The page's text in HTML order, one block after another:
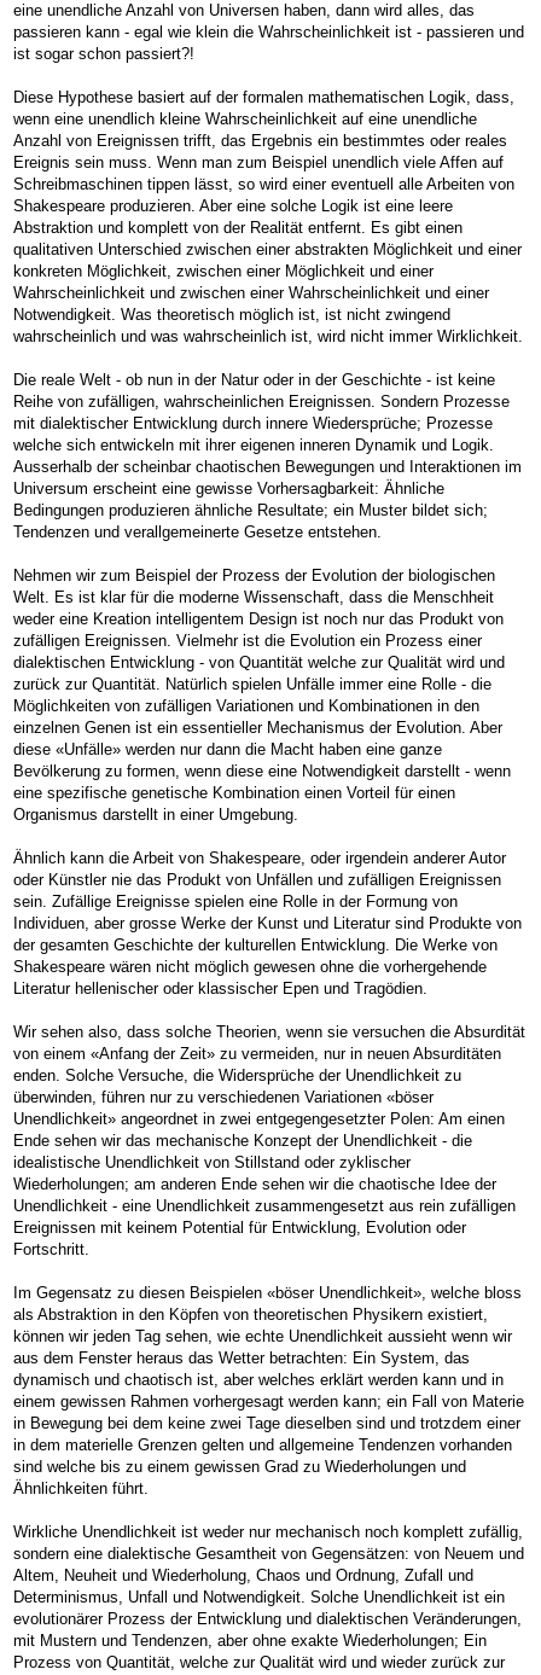
eine unendliche Anzahl von Universen haben, dann wird alles, das
passieren kann - egal wie klein die Wahrscheinlichkeit ist - passieren und
ist sogar schon passiert?!
Diese Hypothese basiert auf der formalen mathematischen Logik, dass,
wenn eine unendlich kleine Wahrscheinlichkeit auf eine unendliche
Anzahl von Ereignissen trifft, das Ergebnis ein bestimmtes oder reales
Ereignis sein muss. Wenn man zum Beispiel unendlich viele Affen auf
Schreibmaschinen tippen lässt, so wird einer eventuell alle Arbeiten von
Shakespeare produzieren. Aber eine solche Logik ist eine leere
Abstraktion und komplett von der Realität entfernt. Es gibt einen
qualitativen Unterschied zwischen einer abstrakten Möglichkeit und einer
konkreten Möglichkeit, zwischen einer Möglichkeit und einer
Wahrscheinlichkeit und zwischen einer Wahrscheinlichkeit und einer
Notwendigkeit. Was theoretisch möglich ist, ist nicht zwingend
wahrscheinlich und was wahrscheinlich ist, wird nicht immer Wirklichkeit.
Die reale Welt - ob nun in der Natur oder in der Geschichte - ist keine
Reihe von zufälligen, wahrscheinlichen Ereignissen. Sondern Prozesse
mit dialektischer Entwicklung durch innere Wiedersprüche; Prozesse
welche sich entwickeln mit ihrer eigenen inneren Dynamik und Logik.
Ausserhalb der scheinbar chaotischen Bewegungen und Interaktionen im
Universum erscheint eine gewisse Vorhersagbarkeit: Ähnliche
Bedingungen produzieren ähnliche Resultate; ein Muster bildet sich;
Tendenzen und verallgemeinerte Gesetze entstehen.
Nehmen wir zum Beispiel der Prozess der Evolution der biologischen
Welt. Es ist klar für die moderne Wissenschaft, dass die Menschheit
weder eine Kreation intelligentem Design ist noch nur das Produkt von
zufälligen Ereignissen. Vielmehr ist die Evolution ein Prozess einer
dialektischen Entwicklung - von Quantität welche zur Qualität wird und
zurück zur Quantität. Natürlich spielen Unfälle immer eine Rolle - die
Möglichkeiten von zufälligen Variationen und Kombinationen in den
einzelnen Genen ist ein essentieller Mechanismus der Evolution. Aber
diese «Unfälle» werden nur dann die Macht haben eine ganze
Bevölkerung zu formen, wenn diese eine Notwendigkeit darstellt - wenn
eine spezifische genetische Kombination einen Vorteil für einen
Organismus darstellt in einer Umgebung.
Ähnlich kann die Arbeit von Shakespeare, oder irgendein anderer Autor
oder Künstler nie das Produkt von Unfällen und zufälligen Ereignissen
sein. Zufällige Ereignisse spielen eine Rolle in der Formung von
Individuen, aber grosse Werke der Kunst und Literatur sind Produkte von
der gesamten Geschichte der kulturellen Entwicklung. Die Werke von
Shakespeare wären nicht möglich gewesen ohne die vorhergehende
Literatur hellenischer oder klassischer Epen und Tragödien.
Wir sehen also, dass solche Theorien, wenn sie versuchen die Absurdität
von einem «Anfang der Zeit» zu vermeiden, nur in neuen Absurditäten
enden. Solche Versuche, die Widersprüche der Unendlichkeit zu
überwinden, führen nur zu verschiedenen Variationen «böser
Unendlichkeit» angeordnet in zwei entgegengesetzter Polen: Am einen
Ende sehen wir das mechanische Konzept der Unendlichkeit - die
idealistische Unendlichkeit von Stillstand oder zyklischer
Wiederholungen; am anderen Ende sehen wir die chaotische Idee der
Unendlichkeit - eine Unendlichkeit zusammengesetzt aus rein zufälligen
Ereignissen mit keinem Potential für Entwicklung, Evolution oder
Fortschritt.
Im Gegensatz zu diesen Beispielen «böser Unendlichkeit», welche bloss
als Abstraktion in den Köpfen von theoretischen Physikern existiert,
können wir jeden Tag sehen, wie echte Unendlichkeit aussieht wenn wir
aus dem Fenster heraus das Wetter betrachten: Ein System, das
dynamisch und chaotisch ist, aber welches erklärt werden kann und in
einem gewissen Rahmen vorhergesagt werden kann; ein Fall von Materie
in Bewegung bei dem keine zwei Tage dieselben sind und trotzdem einer
in dem materielle Grenzen gelten und allgemeine Tendenzen vorhanden
sind welche bis zu einem gewissen Grad zu Wiederholungen und
Ähnlichkeiten führt.
Wirkliche Unendlichkeit ist weder nur mechanisch noch komplett zufällig,
sondern eine dialektische Gesamtheit von Gegensätzen: von Neuem und
Altem, Neuheit und Wiederholung, Chaos und Ordnung, Zufall und
Determinismus, Unfall und Notwendigkeit. Solche Unendlichkeit ist ein
evolutionärer Prozess der Entwicklung und dialektischen Veränderungen,
mit Mustern und Tendenzen, aber ohne exakte Wiederholungen; Ein
Prozess von Quantität, welche zur Qualität wird und wieder zurück zur